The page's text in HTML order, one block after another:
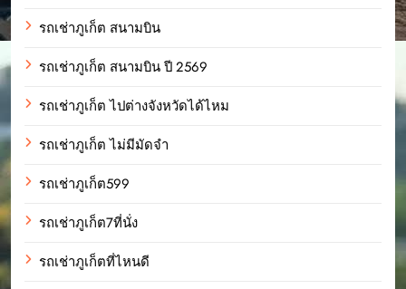
รถเช่าภูเก็ต สนามบิน
รถเช่าภูเก็ต สนามบิน ปี 2569
รถเช่าภูเก็ต ไปต่างจังหวัดได้ไหม
รถเช่าภูเก็ต ไม่มีมัดจำ
รถเช่าภูเก็ต599
รถเช่าภูเก็ต7ที่นั่ง
รถเช่าภูเก็ตที่ไหนดี